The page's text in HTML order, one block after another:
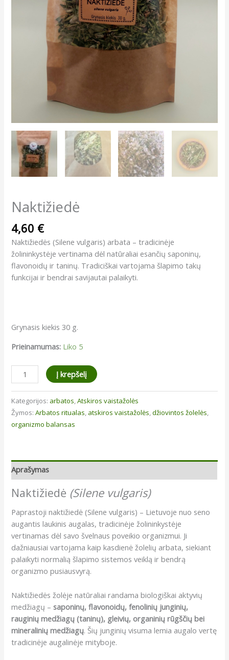
Naktižiedė
4,60 €
Naktižiedės (Silene vulgaris) arbata – tradicinėje
žolininkystėje vertinama dėl natūraliai esančių saponinų,
flavonoidų ir taninų. Tradiciškai vartojama šlapimo takų
funkcijai ir bendrai savijautai palaikyti.
Grynasis kiekis 30 g.
Prieinamumas: Liko 5
produkto
kiekis:
Naktižiedė
Į krepšelį
Kategorijos: arbatos,Atskiros vaistažolės
Žymos:Arbatos ritualas, atskiros vaistažolės,džiovintos žolelės,
organizmo balansas
Aprašymas
Naktižiedė (Silene vulgaris)
Paprastoji naktižiedė (Silene vulgaris) – Lietuvoje nuo seno
augantis laukinis augalas, tradicinėje žolininkystėje
vertinamas dėl savo švelnaus poveikio organizmui. Ji
dažniausiai vartojama kaip kasdienė žolelių arbata, siekiant
palaikyti normalią šlapimo sistemos veiklą ir bendrą
organizmo pusiausvyrą.
Naktižiedės žolėje natūraliai randama biologiškai aktyvių
medžiagų –saponinų, flavonoidų, fenolinių junginių,
rauginių medžiagų (taninų), gleivių, organinių rūgščių bei
mineralinių medžiagų. Šių junginių visuma lemia augalo vertę
tradicinėje augalinėje mityboje.